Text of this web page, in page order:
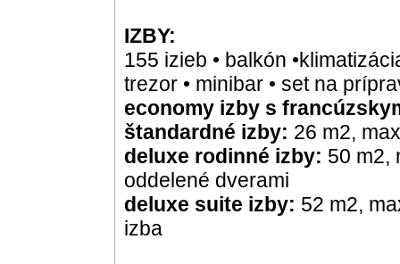
IZBY:
155 izieb • balkón
trezor • minibar • set na
economy izby s
štandardné izby: 26 m2,
deluxe rodinné izby: 50 m2,
oddelené dverami
deluxe suite izby: 52 m2,
izba